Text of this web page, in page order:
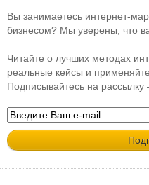
Вы занимаетесь интернет-
бизнесом? Мы уверены, что
Читайте о лучших методах
реальные кейсы и
Подписывайтесь на